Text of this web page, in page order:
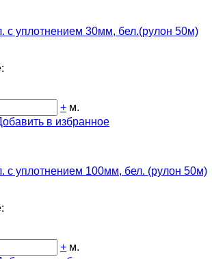
с уплотнением 30мм, бел.(рулон 50м)
+ м.
в избранное
с уплотнением 100мм, бел. (рулон 50м)
+ м.